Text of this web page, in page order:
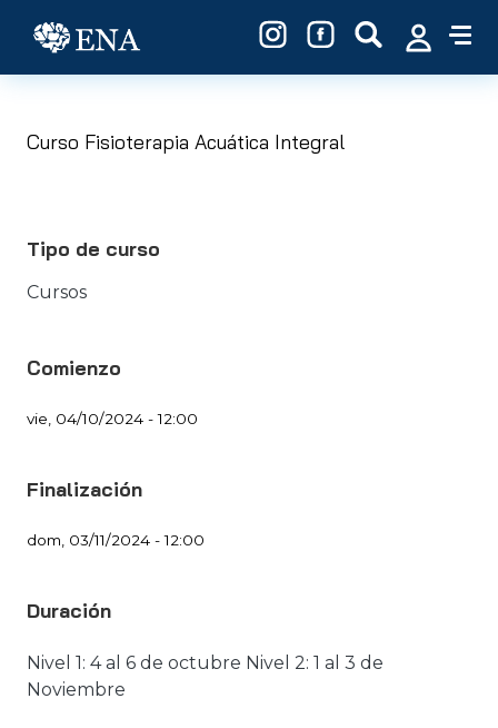
Curso Fisioterapia Acuática Integral
Tipo de curso
Cursos
Comienzo
vie, 04/10/2024 - 12:00
Finalización
dom, 03/11/2024 - 12:00
Duración
Nivel 1: 4 al 6 de octubre Nivel 2: 1 al 3 de
Noviembre